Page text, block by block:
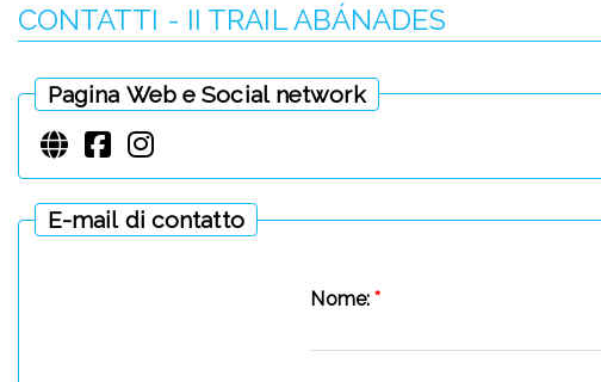
CONTATTI - II TRAIL ABÁNADES
Pagina Web e Social network
E-mail di contatto
Nome:*